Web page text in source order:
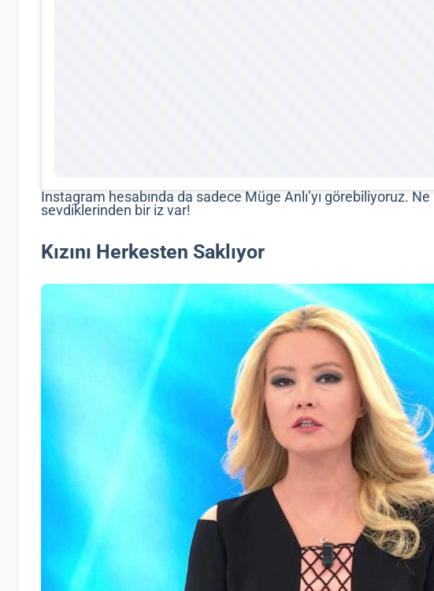
Instagram hesabında da sadece Müge Anlı’yı görebiliyoruz.
sevdiklerinden bir iz var!
Kızını Herkesten Saklıyor